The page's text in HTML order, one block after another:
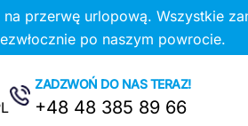
przerwę urlopową. Wszystkie
po naszym powrocie.
ZADZWOŃ DO NAS TERAZ!
+48 48 385 89 66